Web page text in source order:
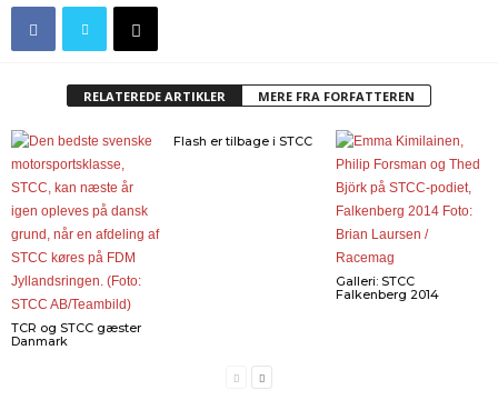
RELATEREDE ARTIKLER MERE FRA FORFATTEREN
TCR og STCC gæster
Danmark
Flash er tilbage i STCC
Galleri: STCC
Falkenberg 2014